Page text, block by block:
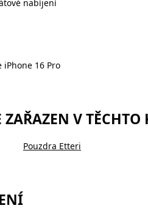
nabíjení
iPhone 16 Pro
ZAŘAZEN V TĚCHTO
Pouzdra Etteri